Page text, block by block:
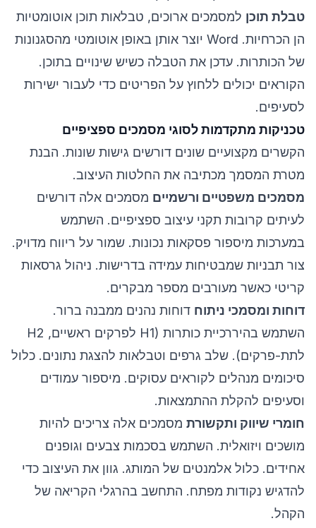
טבלת תוכן למסמכים ארוכים, טבלאות תוכן אוטומטיות
הן הכרחיות. Word יוצר אותן באופן אוטומטי מהסגנונות
של הכותרות. עדכן את הטבלה כשיש שינויים בתוכן.
הקוראים יכולים ללחוץ על הפריטים כדי לעבור ישירות
לסעיפים.
טכניקות מתקדמות לסוגי מסמכים ספציפיים
הקשרים מקצועיים שונים דורשים גישות שונות. הבנת
מטרת המסמך מכתיבה את החלטות העיצוב.
מסמכים משפטיים ורשמיים מסמכים אלה דורשים
לעיתים קרובות תקני עיצוב ספציפיים. השתמש
במערכות מיספור פסקאות נכונות. שמור על ריווח מדויק.
צור תבניות שמבטיחות עמידה בדרישות. ניהול גרסאות
קריטי כאשר מעורבים מספר מבקרים.
דוחות ומסמכי ניתוח דוחות נהנים ממבנה ברור.
השתמש בהיררכיית כותרות (H1 לפרקים ראשיים, H2
לתת-פרקים). שלב גרפים וטבלאות להצגת נתונים. כלול
סיכומים מנהלים לקוראים עסוקים. מיספור עמודים
וסעיפים להקלת ההתמצאות.
חומרי שיווק ותקשורת מסמכים אלה צריכים להיות
מושכים ויזואלית. השתמש בסכמות צבעים וגופנים
אחידים. כלול אלמנטים של המותג. גוון את העיצוב כדי
להדגיש נקודות מפתח. התחשב בהרגלי הקריאה של
הקהל.